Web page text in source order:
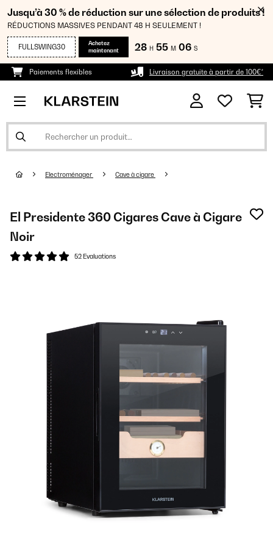
Jusqu’à 30 % de réduction sur une sélection de produits !
RÉDUCTIONS MASSIVES PENDANT 48 H SEULEMENT !
FULLSWING30
Achetez
maintenant
28 H 55 M 06 S
Paiements flexibles Livraison gratuite à partir de 100€*
Electroménager Cave à cigare
El Presidente 360 Cigares Cave à Cigare
Noir
52 Evaluations